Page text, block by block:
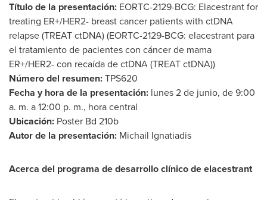
Título de la presentación: EORTC-2129-BCG: Elacestrant for
treating ER+/HER2- breast cancer patients with ctDNA
relapse (TREAT ctDNA) (EORTC-2129-BCG: elacestrant para
el tratamiento de pacientes con cáncer de mama
ER+/HER2- con recaída de ctDNA (TREAT ctDNA))
Número del resumen:TPS620
Fecha y hora de la presentación: lunes 2 de junio, de 9:00
a. m. a 12:00 p. m., hora central
Ubicación: Poster Bd 210b
Autor de la presentación: Michail Ignatiadis
Acerca del programa de desarrollo clínico de elacestrant